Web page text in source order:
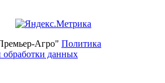
Агро" Политика
обработки данных